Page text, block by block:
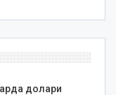
долари